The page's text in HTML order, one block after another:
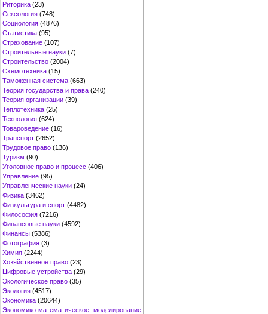
Риторика (23)
Сексология (748)
Социология (4876)
Статистика (95)
Страхование (107)
Строительные науки (7)
Строительство (2004)
Схемотехника (15)
Таможенная система (663)
Теория государства и права (240)
Теория организации (39)
Теплотехника (25)
Технология (624)
Товароведение (16)
Транспорт (2652)
Трудовое право (136)
Туризм (90)
Уголовное право и процесс (406)
Управление (95)
Управленческие науки (24)
Физика (3462)
Физкультура и спорт (4482)
Философия (7216)
Финансовые науки (4592)
Финансы (5386)
Фотография (3)
Химия (2244)
Хозяйственное право (23)
Цифровые устройства (29)
Экологическое право (35)
Экология (4517)
Экономика (20644)
Экономико-математическое моделирование